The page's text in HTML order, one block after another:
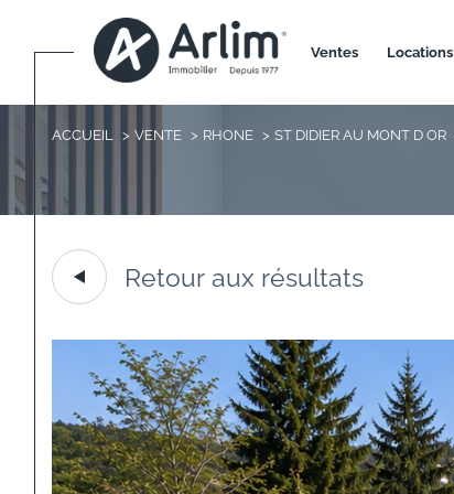
ventes locations
ACCUEIL VENTE RHONE ST DIDIER AU MONT D OR
Retour aux résultats